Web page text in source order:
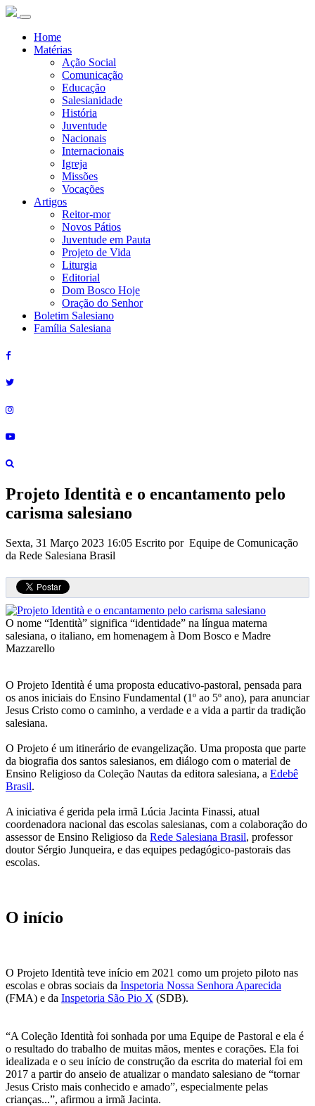
Home
Matérias
Ação Social
Comunicação
Educação
Salesianidade
História
Juventude
Nacionais
Internacionais
Igreja
Missões
Vocações
Artigos
Reitor-mor
Novos Pátios
Juventude em Pauta
Projeto de Vida
Liturgia
Editorial
Dom Bosco Hoje
Oração do Senhor
Boletim Salesiano
Família Salesiana
Projeto Identità e o encantamento pelo
carisma salesiano
Sexta, 31 Março 2023 16:05 Escrito por Equipe de Comunicação
da Rede Salesiana Brasil
O nome “Identità” significa “identidade” na língua materna
salesiana, o italiano, em homenagem à Dom Bosco e Madre
Mazzarello
O Projeto Identità é uma proposta educativo-pastoral, pensada para
os anos iniciais do Ensino Fundamental (1º ao 5º ano), para anunciar
Jesus Cristo como o caminho, a verdade e a vida a partir da tradição
salesiana.
O Projeto é um itinerário de evangelização. Uma proposta que parte
da biografia dos santos salesianos, em diálogo com o material de
Ensino Religioso da Coleção Nautas da editora salesiana, a Edebê
Brasil.
A iniciativa é gerida pela irmã Lúcia Jacinta Finassi, atual
coordenadora nacional das escolas salesianas, com a colaboração do
assessor de Ensino Religioso da Rede Salesiana Brasil, professor
doutor Sérgio Junqueira, e das equipes pedagógico-pastorais das
escolas.
O início
O Projeto Identità teve início em 2021 como um projeto piloto nas
escolas e obras sociais da Inspetoria Nossa Senhora Aparecida
(FMA) e da Inspetoria São Pio X (SDB).
“A Coleção Identità foi sonhada por uma Equipe de Pastoral e ela é
o resultado do trabalho de muitas mãos, mentes e corações. Ela foi
idealizada e o seu início de construção da escrita do material foi em
2017 a partir do anseio de atualizar o mandato salesiano de “tornar
Jesus Cristo mais conhecido e amado”, especialmente pelas
crianças...”, afirmou a irmã Jacinta.